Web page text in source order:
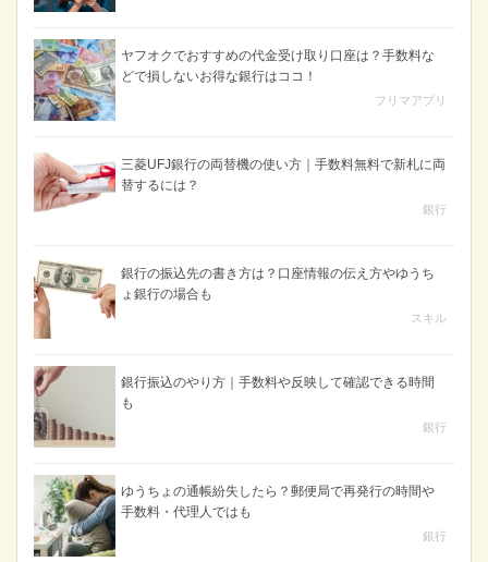
ヤフオクでおすすめの代金受け取り口座は？手数料な
どで損しないお得な銀行はココ！
フリマアプリ
三菱UFJ銀行の両替機の使い方｜手数料無料で新札に両
替するには？
銀行
銀行の振込先の書き方は？口座情報の伝え方やゆうち
ょ銀行の場合も
スキル
銀行振込のやり方｜手数料や反映して確認できる時間
も
銀行
ゆうちょの通帳紛失したら？郵便局で再発行の時間や
手数料・代理人ではも
銀行